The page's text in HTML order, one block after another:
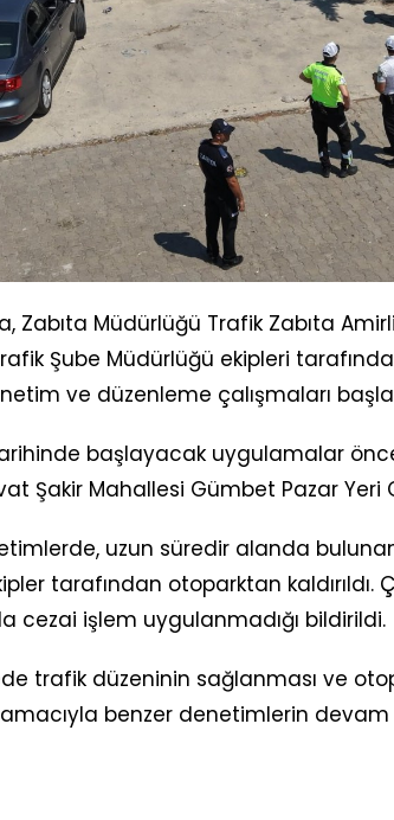
Zabıta Müdürlüğü Trafik Zabıta
Şube Müdürlüğü ekipleri
ve düzenleme çalışmaları
başlayacak uygulamalar
Şakir Mahallesi Gümbet Pazar Yeri
uzun süredir alanda
tarafından otoparktan
cezai işlem uygulanmadığı bildirildi.
trafik düzeninin sağlanması ve
amacıyla benzer denetimlerin